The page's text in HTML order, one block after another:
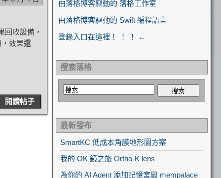
回收設備，
效果還
閱讀帖子
由落格博客驅動的 落格工作室
由落格博客驅動的 Swift 編程語言
登錄入口在這裡！ ！ ！ ←
搜索落格
最新發布
SmartKC 低成本角膜地形圖方案
我的 OK 鏡之旅 Ortho-K lens
為你的 AI Agent 添加記憶宮殿 mempalace